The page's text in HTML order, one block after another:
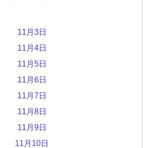
11月3日
11月4日
11月5日
11月6日
11月7日
11月8日
11月9日
11月10日